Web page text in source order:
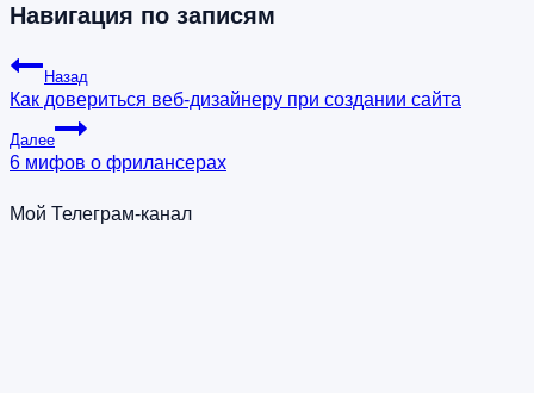
Навигация по записям
Назад
Как довериться веб-дизайнеру при создании сайта
Далее
6 мифов о фрилансерах
Мой Телеграм-канал